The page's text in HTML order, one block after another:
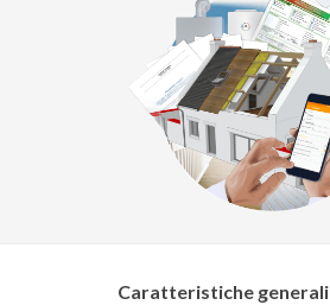
Caratteristiche generali